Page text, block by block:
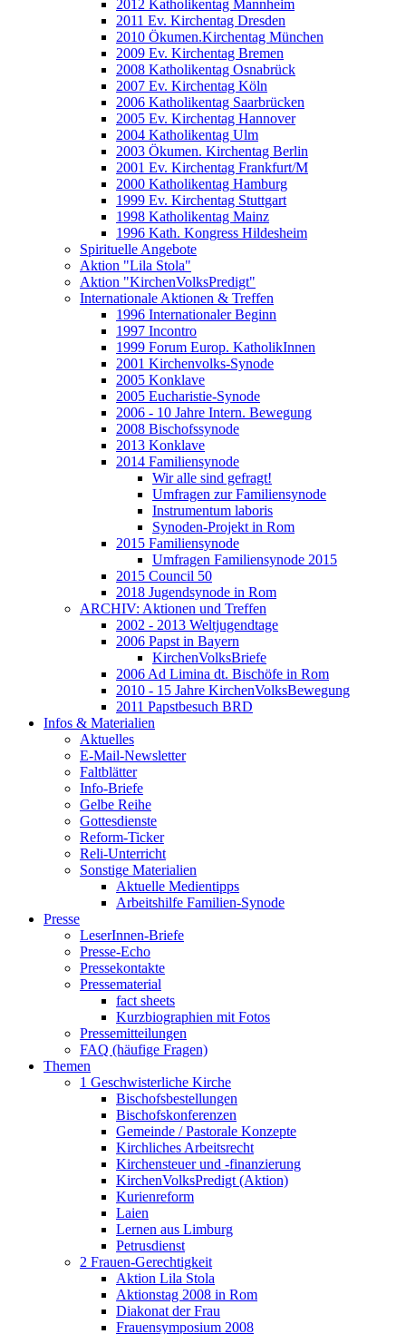
2012 Katholikentag Mannheim
2011 Ev. Kirchentag Dresden
2010 Ökumen.Kirchentag München
2009 Ev. Kirchentag Bremen
2008 Katholikentag Osnabrück
2007 Ev. Kirchentag Köln
2006 Katholikentag Saarbrücken
2005 Ev. Kirchentag Hannover
2004 Katholikentag Ulm
2003 Ökumen. Kirchentag Berlin
2001 Ev. Kirchentag Frankfurt/M
2000 Katholikentag Hamburg
1999 Ev. Kirchentag Stuttgart
1998 Katholikentag Mainz
1996 Kath. Kongress Hildesheim
Spirituelle Angebote
Aktion "Lila Stola"
Aktion "KirchenVolksPredigt"
Internationale Aktionen & Treffen
1996 Internationaler Beginn
1997 Incontro
1999 Forum Europ. KatholikInnen
2001 Kirchenvolks-Synode
2005 Konklave
2005 Eucharistie-Synode
2006 - 10 Jahre Intern. Bewegung
2008 Bischofssynode
2013 Konklave
2014 Familiensynode
Wir alle sind gefragt!
Umfragen zur Familiensynode
Instrumentum laboris
Synoden-Projekt in Rom
2015 Familiensynode
Umfragen Familiensynode 2015
2015 Council 50
2018 Jugendsynode in Rom
ARCHIV: Aktionen und Treffen
2002 - 2013 Weltjugendtage
2006 Papst in Bayern
KirchenVolksBriefe
2006 Ad Limina dt. Bischöfe in Rom
2010 - 15 Jahre KirchenVolksBewegung
2011 Papstbesuch BRD
Infos & Materialien
Aktuelles
E-Mail-Newsletter
Faltblätter
Info-Briefe
Gelbe Reihe
Gottesdienste
Reform-Ticker
Reli-Unterricht
Sonstige Materialien
Aktuelle Medientipps
Arbeitshilfe Familien-Synode
Presse
LeserInnen-Briefe
Presse-Echo
Pressekontakte
Pressematerial
fact sheets
Kurzbiographien mit Fotos
Pressemitteilungen
FAQ (häufige Fragen)
Themen
1 Geschwisterliche Kirche
Bischofsbestellungen
Bischofskonferenzen
Gemeinde / Pastorale Konzepte
Kirchliches Arbeitsrecht
Kirchensteuer und -finanzierung
KirchenVolksPredigt (Aktion)
Kurienreform
Laien
Lernen aus Limburg
Petrusdienst
2 Frauen-Gerechtigkeit
Aktion Lila Stola
Aktionstag 2008 in Rom
Diakonat der Frau
Frauensymposium 2008